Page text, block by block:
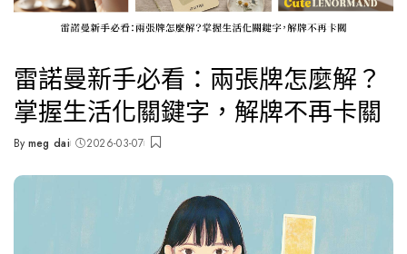
雷諾曼占卜
雷諾曼新手必看：兩張牌怎麼解？
掌握生活化關鍵字，解牌不再卡關
Posted
By meg dai 2026-03-07